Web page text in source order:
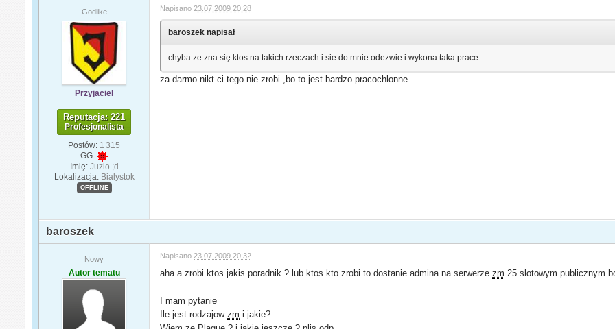
Godlike
Przyjaciel
Reputacja: 221
Profesjonalista
Postów: 1 315
GG:
Imię: Juzio ;d
Lokalizacja: Bialystok
OFFLINE
Napisano 23.07.2009 20:28
baroszek napisał
chyba ze zna się ktos na takich rzeczach i sie do mnie odezwie i wykona taka prace...
za darmo nikt ci tego nie zrobi ,bo to jest bardzo pracochlonne
baroszek
Nowy
Autor tematu
Napisano 23.07.2009 20:32
aha a zrobi ktos jakis poradnik ? lub ktos kto zrobi to dostanie admina na serwerzezm 25 slotowym publicznym
I mam pytanie
Ile jest rodzajowzm i jakie?